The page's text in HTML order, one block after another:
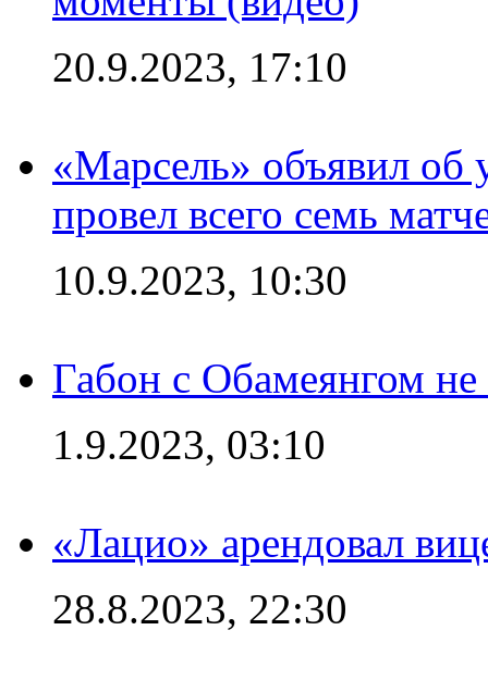
20.9.2023, 17:10
«Марсель» объявил об
провел всего семь
10.9.2023, 10:30
Габон с Обамеянгом
1.9.2023, 03:10
«Лацио» арендовал
28.8.2023, 22:30